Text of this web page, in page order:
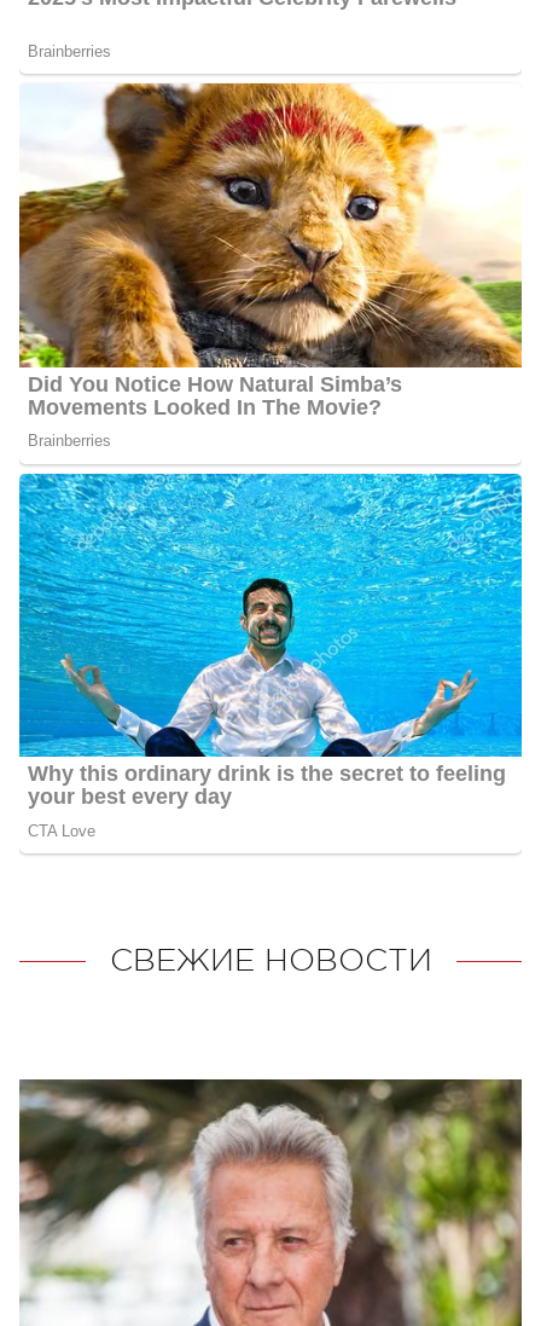
СВЕЖИЕ НОВОСТИ